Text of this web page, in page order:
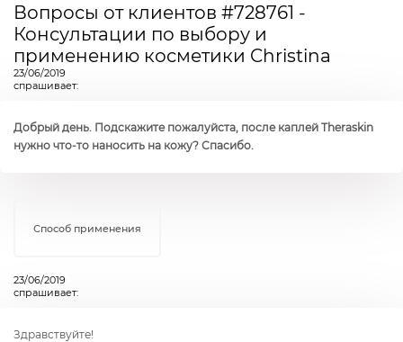
Вопросы от клиентов #728761 -
Консультации по выбору и
применению косметики Christina
23/06/2019
спрашивает:
Добрый день. Подскажите пожалуйста, после каплей Theraskin
нужно что-то наносить на кожу? Спасибо.
Способ применения
23/06/2019
спрашивает:
Здравствуйте!